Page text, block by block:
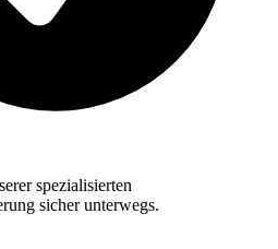
spezialisierten
sicher unterwegs.